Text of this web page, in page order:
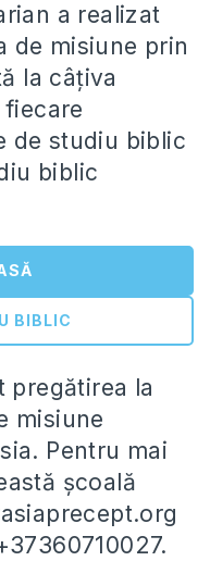
a realizat
de misiune prin
la câțiva
de studiu biblic
biblic
BIBLIC
pregătirea la
misiune
Pentru mai
școală